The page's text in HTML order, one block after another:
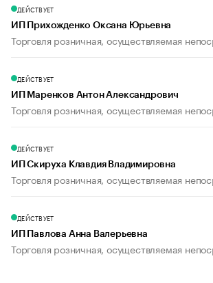
ДЕЙСТВУЕТ
ИП Прихожденко Оксана Юрьевна
Торговля розничная, осуществляемая
ДЕЙСТВУЕТ
ИП Маренков Антон Александрович
Торговля розничная, осуществляемая
ДЕЙСТВУЕТ
ИП Скируха Клавдия Владимировна
Торговля розничная, осуществляемая
ДЕЙСТВУЕТ
ИП Павлова Анна Валерьевна
Торговля розничная, осуществляемая